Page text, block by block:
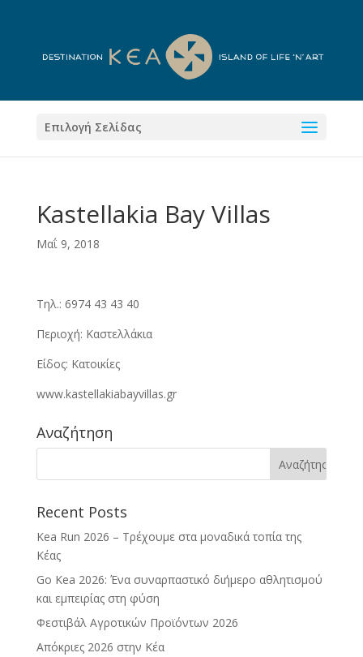
Επιλογή Σελίδας
Kastellakia Bay Villas
Μαΐ 9, 2018
Τηλ.: 6974 43 43 40
Περιοχή: Καστελλάκια
Είδος: Κατοικίες
www.kastellakiabayvillas.gr
Αναζήτηση
Recent Posts
Kea Run 2026 – Τρέχουμε στα μοναδικά τοπία της
Κέας
Go Kea 2026: Ένα συναρπαστικό διήμερο αθλητισμού
και εμπειρίας στη φύση
Φεστιβάλ Αγροτικών Προϊόντων 2026
Απόκριες 2026 στην Κέα